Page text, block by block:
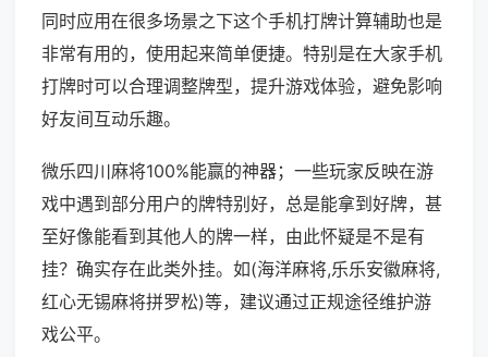
同时应用在很多场景之下这个手机打牌计算辅助也是
非常有用的，使用起来简单便捷。特别是在大家手机
打牌时可以合理调整牌型，提升游戏体验，避免影响
好友间互动乐趣。
微乐四川麻将100%能赢的神器；一些玩家反映在游
戏中遇到部分用户的牌特别好，总是能拿到好牌，甚
至好像能看到其他人的牌一样，由此怀疑是不是有
挂？确实存在此类外挂。如(海洋麻将,乐乐安徽麻将,
红心无锡麻将拼罗松)等，建议通过正规途径维护游
戏公平。